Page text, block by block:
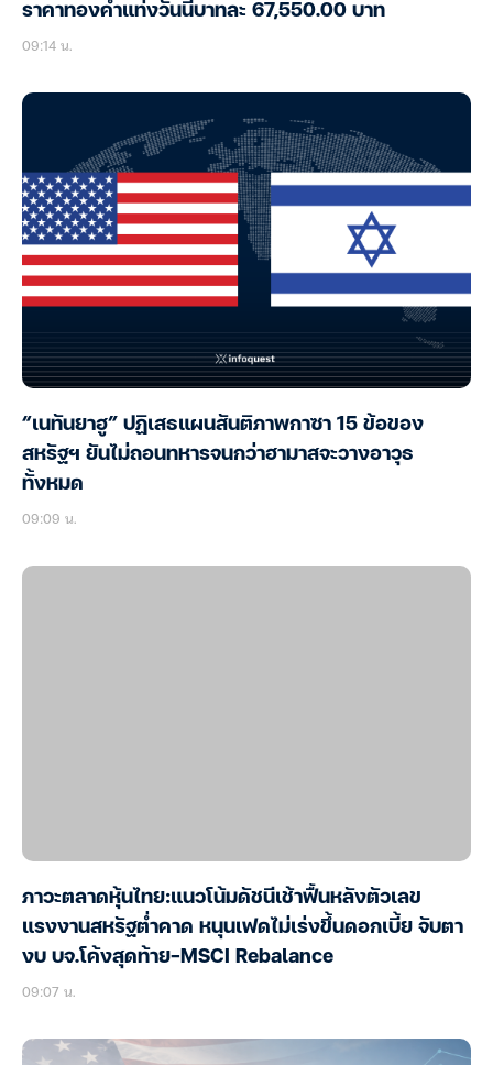
ราคาทองคำแท่งวันนี้บาทละ 67,550.00 บาท
09:14 น.
“เนทันยาฮู” ปฏิเสธแผนสันติภาพกาซา 15 ข้อของ
สหรัฐฯ ยันไม่ถอนทหารจนกว่าฮามาสจะวางอาวุธ
ทั้งหมด
09:09 น.
ภาวะตลาดหุ้นไทย:แนวโน้มดัชนีเช้าฟื้นหลังตัวเลข
แรงงานสหรัฐต่ำคาด หนุนเฟดไม่เร่งขึ้นดอกเบี้ย จับตา
งบ บจ.โค้งสุดท้าย-MSCI Rebalance
09:07 น.